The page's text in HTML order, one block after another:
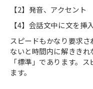
【2】発音、アクセン
【4】会話文中に文を
スピードもかなり要求
ないと時間内に解きき
「標準」であります。
ます。